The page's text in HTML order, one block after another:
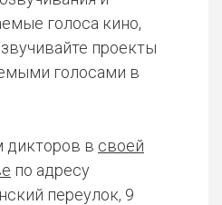
голоса кино,
проекты
голосами в
в своей
по адресу
переулок, 9